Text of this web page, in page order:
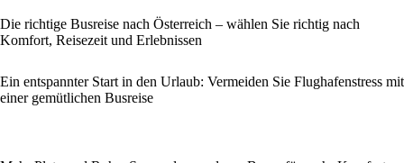
Die richtige Busreise nach Österreich – wählen Sie richtig nach
Komfort, Reisezeit und Erlebnissen
Ein entspannter Start in den Urlaub: Vermeiden Sie Flughafenstress mit
einer gemütlichen Busreise